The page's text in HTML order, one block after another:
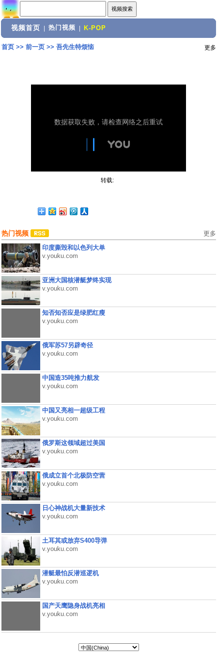
视频首页 热门视频 K-POP
首页>> 前一页>> 吾先生特烦恼 更多
转载:
热门视频 更多
印度撕毁和以色列大单
v.youku.com
亚洲大国核潜艇梦终实现
v.youku.com
知否知否应是绿肥红瘦
v.youku.com
俄军苏57另辟奇径
v.youku.com
中国造35吨推力航发
v.youku.com
中国又亮相一超级工程
v.youku.com
俄罗斯这领域超过美国
v.youku.com
俄成立首个北极防空营
v.youku.com
日心神战机大量新技术
v.youku.com
土耳其或放弃S400导弹
v.youku.com
潜艇最怕反潜巡逻机
v.youku.com
国产天鹰隐身战机亮相
v.youku.com